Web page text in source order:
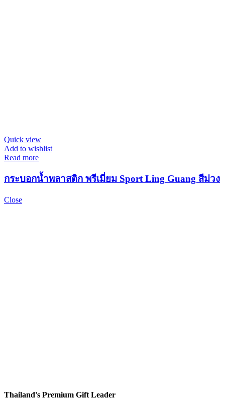
Quick view
Add to wishlist
Read more
กระบอกน้ำพลาสติก พรีเมี่ยม Sport Ling Guang สีม่วง
Close
Thailand's Premium Gift Leader